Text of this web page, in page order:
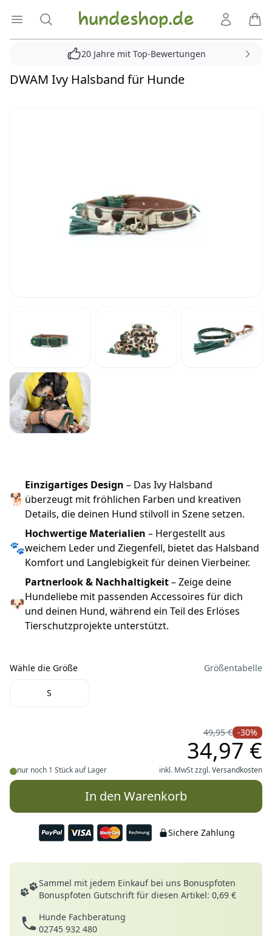
Menü öffnen
Suche Hundeshop.de
20 Jahre mit Top-Bewertungen
DWAM Ivy Halsband für Hunde
🐕
Einzigartiges Design – Das Ivy Halsband
überzeugt mit fröhlichen Farben und kreativen
Details, die deinen Hund stilvoll in Szene setzen.
🐾
Hochwertige Materialien – Hergestellt aus
weichem Leder und Ziegenfell, bietet das Halsband
Komfort und Langlebigkeit für deinen Vierbeiner.
🐶
Partnerlook & Nachhaltigkeit– Zeige deine
Hundeliebe mit passenden Accessoires für dich
und deinen Hund, während ein Teil des Erlöses
Tierschutzprojekte unterstützt.
Wähle die Größe Größentabelle
S
nur noch 1 Stück auf Lager
49,95 € -30%
34,97 €
inkl. MwSt zzgl.Versandkosten
In den Warenkorb
Sichere Zahlung
Deine Vorteile
Sammel mit jedem Einkauf bei uns Bonuspfoten
Bonuspfoten Gutschrift für diesen Artikel: 0,69 €
Hunde Fachberatung
02745 932 480